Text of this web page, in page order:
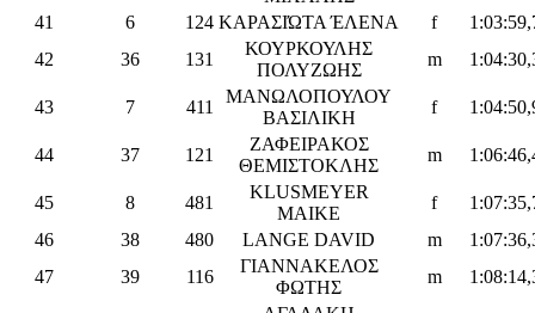
41
6 124 ΚΑΡΑΣΙΏΤΑ ΈΛΕΝΑ f
42
36 131
ΚΟΥΡΚΟΥΛΗΣ
ΠΟΛΥΖΩΗΣ
m
43 7 411
ΜΑΝΩΛΟΠΟΥΛΟΥ
ΒΑΣΙΛΙΚΗ
f
44 37 121
ΖΑΦΕΙΡΑΚΟΣ
ΘΕΜΙΣΤΟΚΛΗΣ
m
45 8 481
KLUSMEYER
MAIKE
f
46
38 480 LANGE DAVID m
47
39 116
ΓΙΑΝΝΑΚΕΛΟΣ
ΦΩΤΗΣ
m